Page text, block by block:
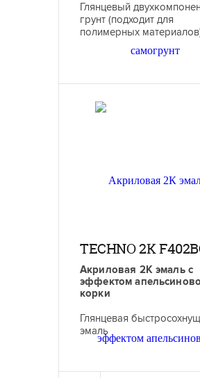
Глянцевый
грунт (подходит для
полимерных
TECHNO 2K
Акриловая 2К эмаль с
эффектом
корки
Глянцевая
эмаль